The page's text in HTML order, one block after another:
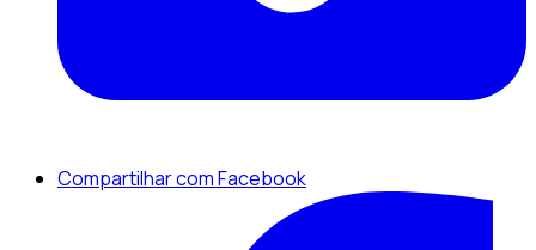
Compartilhar com Facebook